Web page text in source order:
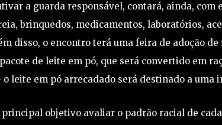
a guarda responsável, contará, ainda,
brinquedos, medicamentos, laboratórios,
disso, o encontro terá uma feira de adoção
de leite em pó, que será convertido em
leite em pó arrecadado será destinado a uma
objetivo avaliar o padrão racial de